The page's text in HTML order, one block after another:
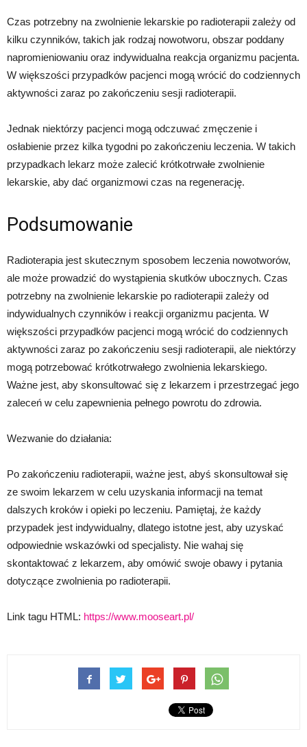
Czas potrzebny na zwolnienie lekarskie po radioterapii zależy od
kilku czynników, takich jak rodzaj nowotworu, obszar poddany
napromieniowaniu oraz indywidualna reakcja organizmu pacjenta.
W większości przypadków pacjenci mogą wrócić do codziennych
aktywności zaraz po zakończeniu sesji radioterapii.
Jednak niektórzy pacjenci mogą odczuwać zmęczenie i
osłabienie przez kilka tygodni po zakończeniu leczenia. W takich
przypadkach lekarz może zalecić krótkotrwałe zwolnienie
lekarskie, aby dać organizmowi czas na regenerację.
Podsumowanie
Radioterapia jest skutecznym sposobem leczenia nowotworów,
ale może prowadzić do wystąpienia skutków ubocznych. Czas
potrzebny na zwolnienie lekarskie po radioterapii zależy od
indywidualnych czynników i reakcji organizmu pacjenta. W
większości przypadków pacjenci mogą wrócić do codziennych
aktywności zaraz po zakończeniu sesji radioterapii, ale niektórzy
mogą potrzebować krótkotrwałego zwolnienia lekarskiego.
Ważne jest, aby skonsultować się z lekarzem i przestrzegać jego
zaleceń w celu zapewnienia pełnego powrotu do zdrowia.
Wezwanie do działania:
Po zakończeniu radioterapii, ważne jest, abyś skonsultował się
ze swoim lekarzem w celu uzyskania informacji na temat
dalszych kroków i opieki po leczeniu. Pamiętaj, że każdy
przypadek jest indywidualny, dlatego istotne jest, aby uzyskać
odpowiednie wskazówki od specjalisty. Nie wahaj się
skontaktować z lekarzem, aby omówić swoje obawy i pytania
dotyczące zwolnienia po radioterapii.
Link tagu HTML: https://www.mooseart.pl/